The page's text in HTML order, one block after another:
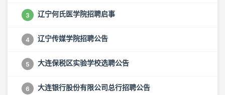
3 辽宁何氏医学院招聘启事
4 辽宁传媒学院招聘公告
5 大连保税区实验学校选聘公告
6 大连银行股份有限公司总行招聘公告